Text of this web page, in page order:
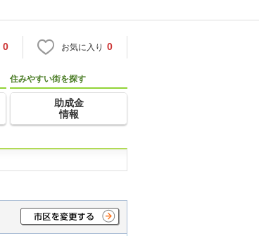
0 お気に入り 0
住みやすい街を探す
助成金
情報